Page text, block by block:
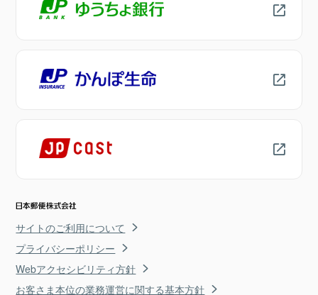
サイトのご利用について
プライバシーポリシー
Webアクセシビリティ方針
お客さま本位の業務運営に関する基本方針